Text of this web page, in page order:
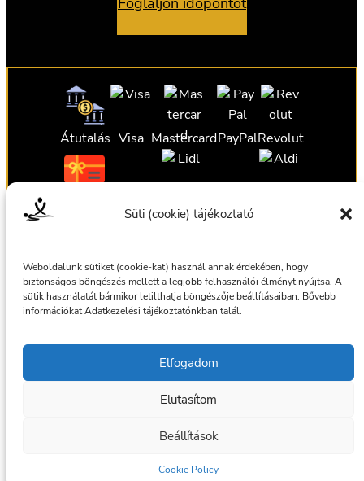
Süti (cookie) tájékoztató
Weboldalunk sütiket (cookie-kat) használ annak érdekében, hogy
biztonságos böngészés mellett a legjobb felhasználói élményt nyújtsa. A
sütik használatát bármikor letilthatja böngészője beállításaiban. Bővebb
információkat Adatkezelési tájékoztatónkban talál.
Elfogadom
Elutasítom
Beállítások
Cookie Policy
Átutalás Visa MastercardPayPalRevolut
Ajándékutalvány
Ajándékutalvány
Általános szerződési feltételek
Adatkezelési tájékoztató
Facebook